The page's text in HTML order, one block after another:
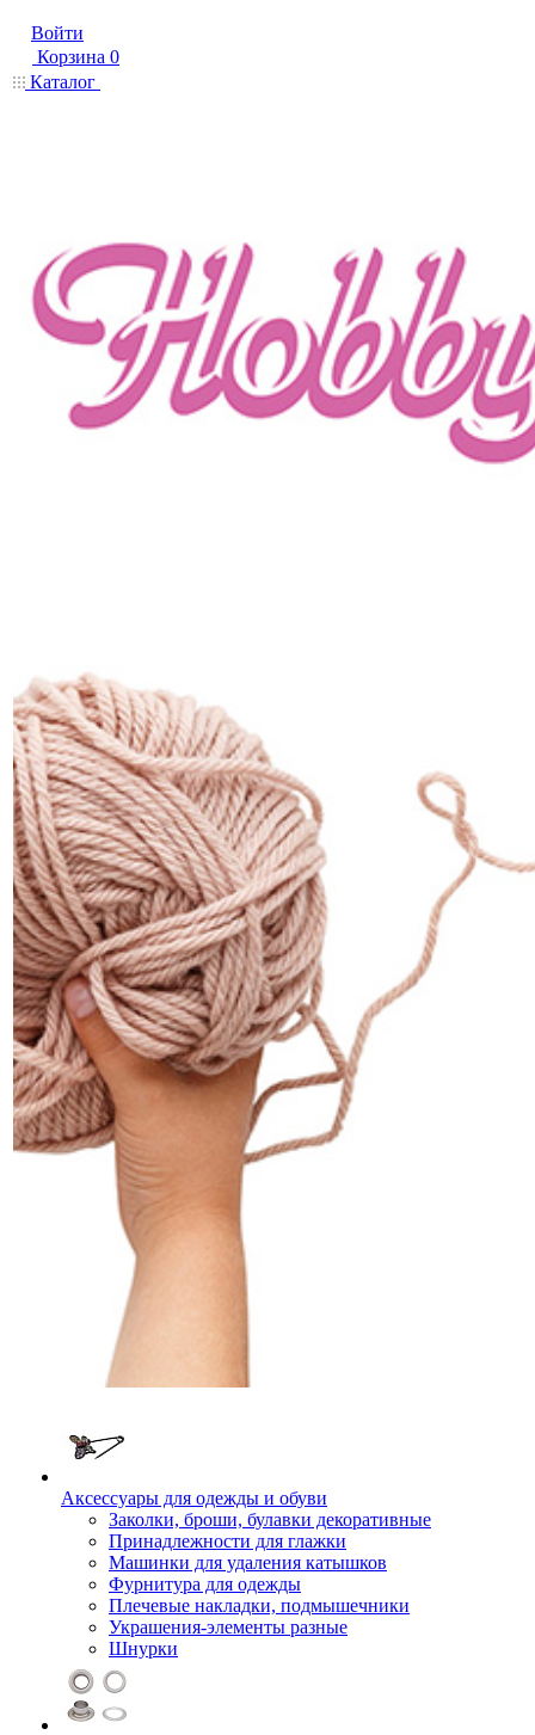
Войти
Корзина 0
Каталог
Аксессуары для одежды и обуви
Заколки, броши, булавки декоративные
Принадлежности для глажки
Машинки для удаления катышков
Фурнитура для одежды
Плечевые накладки, подмышечники
Украшения-элементы разные
Шнурки